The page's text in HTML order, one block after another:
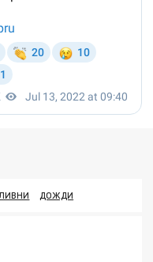
ДОЖДИ